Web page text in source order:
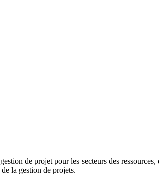
de projet pour les secteurs des
la gestion de projets.